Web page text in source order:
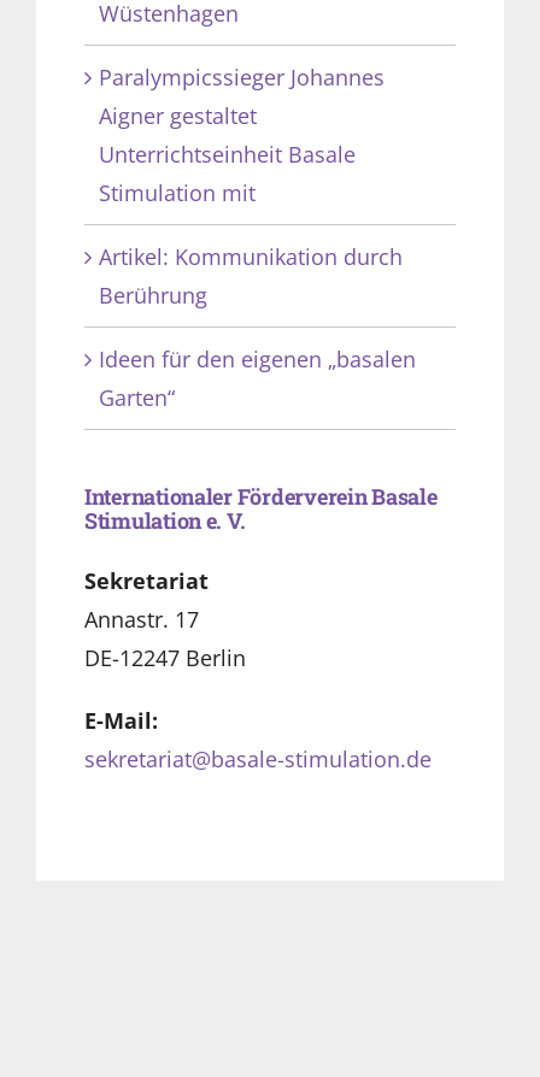
Wüstenhagen
Paralympicssieger Johannes
Aigner gestaltet
Unterrichtseinheit Basale
Stimulation mit
Artikel: Kommunikation durch
Berührung
Ideen für den eigenen „basalen
Garten“
Internationaler Förderverein Basale
Stimulation e. V.
Sekretariat
Annastr. 17
DE-12247 Berlin
E-Mail:
sekretariat@basale-stimulation.de